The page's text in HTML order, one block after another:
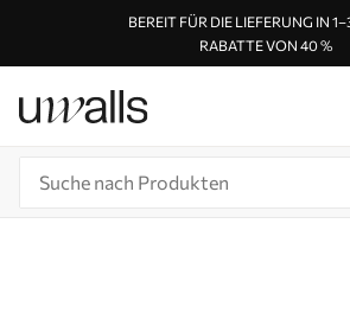
BEREIT FÜR DIE LIEFERUNG IN
RABATTE VON 40 %